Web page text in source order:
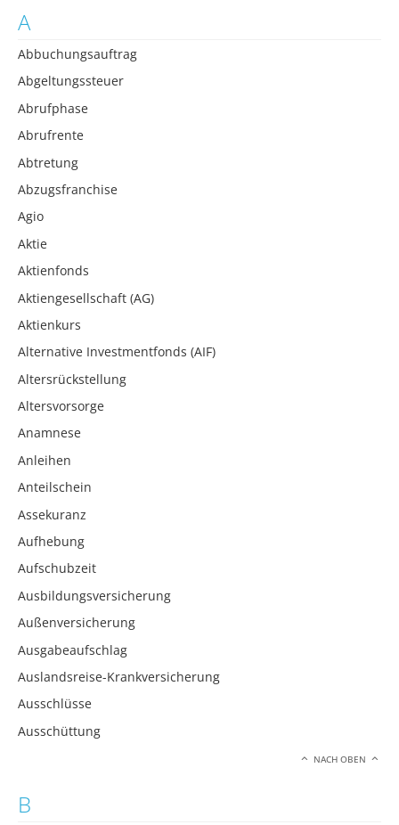
A
Abbuchungsauftrag
Abgeltungssteuer
Abrufphase
Abrufrente
Abtretung
Abzugsfranchise
Agio
Aktie
Aktienfonds
Aktiengesellschaft (AG)
Aktienkurs
Alternative Investmentfonds (AIF)
Altersrückstellung
Altersvorsorge
Anamnese
Anleihen
Anteilschein
Assekuranz
Aufhebung
Aufschubzeit
Ausbildungsversicherung
Außenversicherung
Ausgabeaufschlag
Auslandsreise-Krankversicherung
Ausschlüsse
Ausschüttung
NACH OBEN
B